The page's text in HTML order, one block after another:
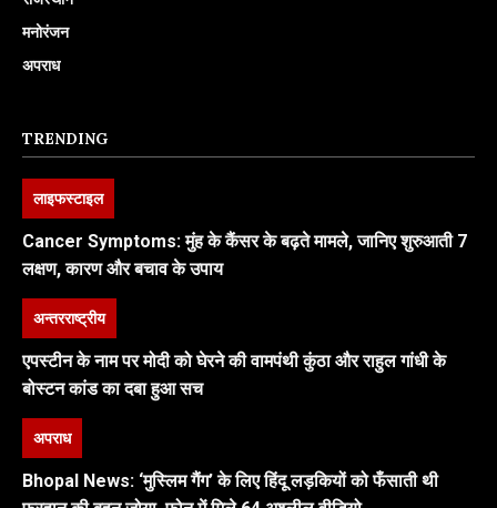
मनोरंजन
अपराध
TRENDING
लाइफस्टाइल
Cancer Symptoms: मुंह के कैंसर के बढ़ते मामले, जानिए शुरुआती 7
लक्षण, कारण और बचाव के उपाय
अन्तरराष्ट्रीय
एपस्टीन के नाम पर मोदी को घेरने की वामपंथी कुंठा और राहुल गांधी के
बोस्टन कांड का दबा हुआ सच
अपराध
Bhopal News: ‘मुस्लिम गैंग’ के लिए हिंदू लड़कियों को फँसाती थी